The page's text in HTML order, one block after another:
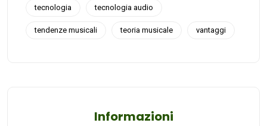
tecnologia tecnologia audio
tendenze musicali teoria musicale vantaggi
Informazioni